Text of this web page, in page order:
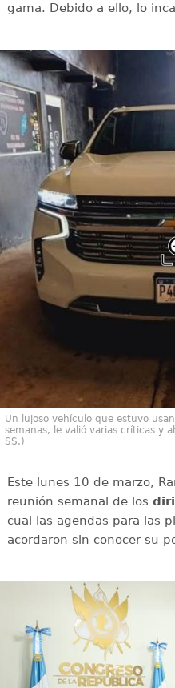
gama. Debido a ello, lo
Un lujoso vehículo que estuvo
semanas, le valió varias críticas y
SS.)
Este lunes 10 de marzo,
reunión semanal de los
cual las agendas para las
acordaron sin conocer su